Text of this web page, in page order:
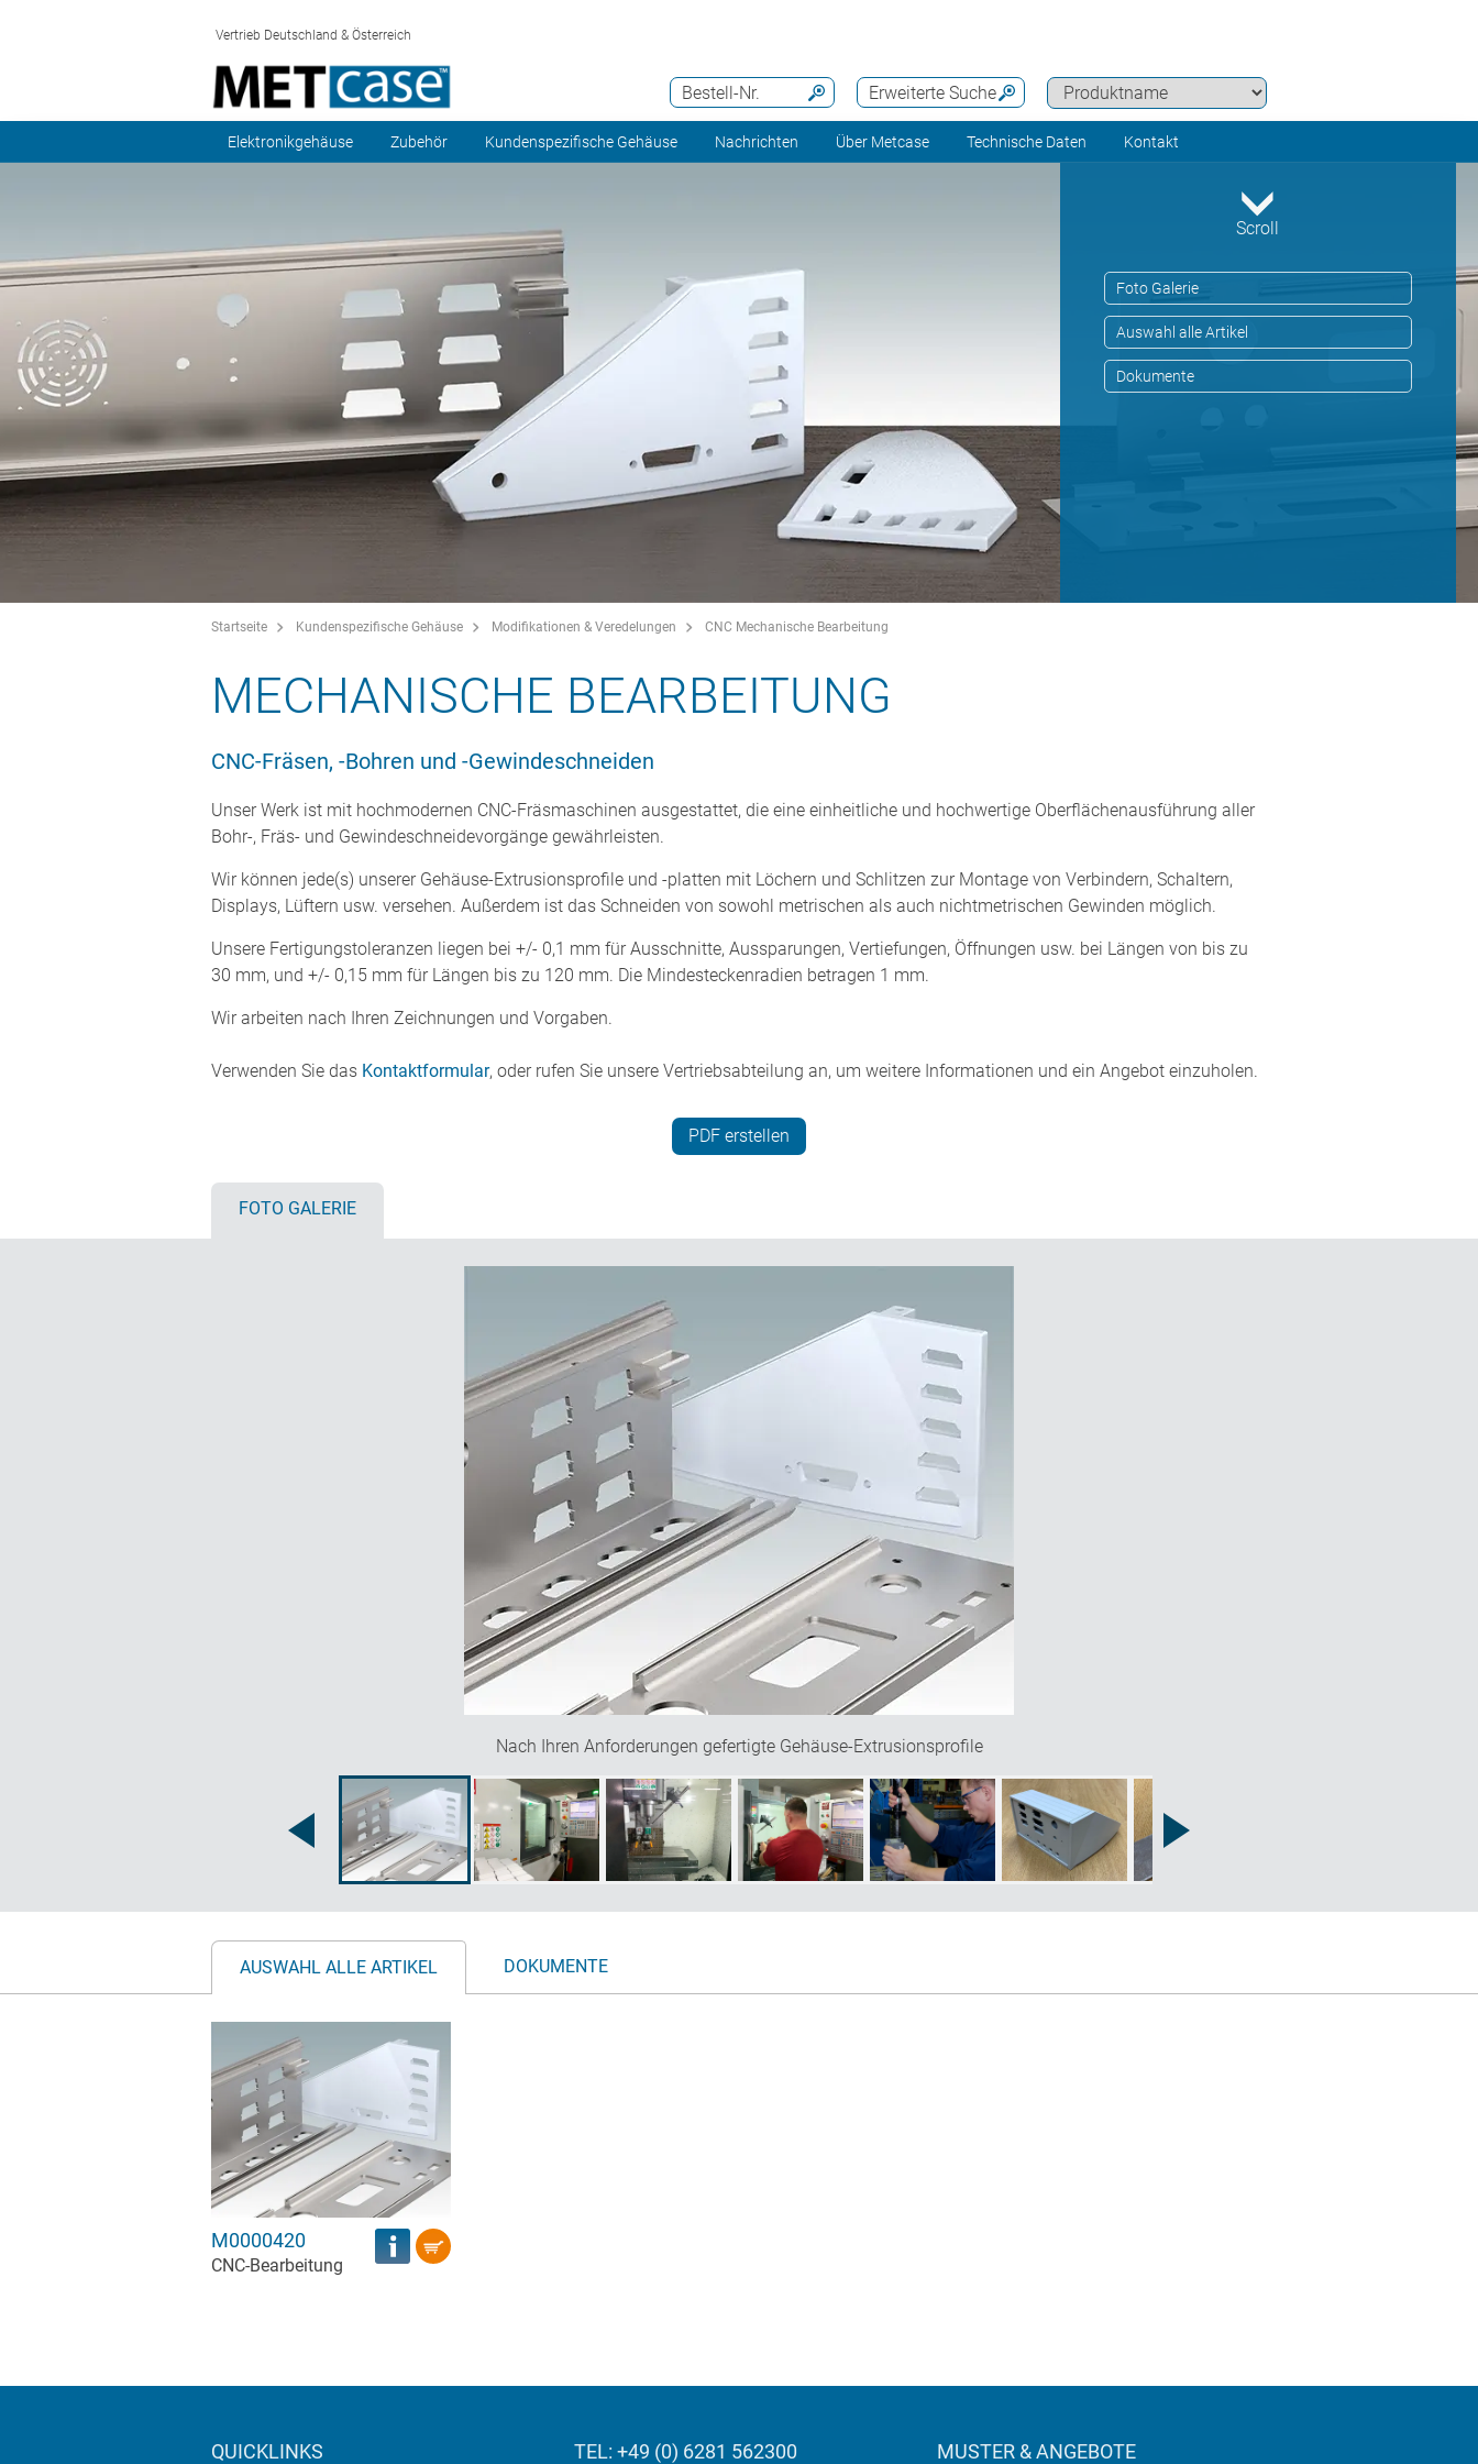
Vertrieb Deutschland & Österreich
Erweiterte Suche
Bestell-Nr.
Elektronikgehäuse Zubehör Kundenspezifische Gehäuse Nachrichten Über Metcase Technische Daten Kontakt
Scroll
Foto Galerie
Auswahl alle Artikel
Dokumente
Startseite Kundenspezifische Gehäuse Modifikationen & Veredelungen CNC Mechanische Bearbeitung
MECHANISCHE BEARBEITUNG
CNC-Fräsen, -Bohren und -Gewindeschneiden
Unser Werk ist mit hochmodernen CNC-Fräsmaschinen ausgestattet, die eine einheitliche und hochwertige Oberflächenausführung aller
Bohr-, Fräs- und Gewindeschneidevorgänge gewährleisten.
Wir können jede(s) unserer Gehäuse-Extrusionsprofile und -platten mit Löchern und Schlitzen zur Montage von Verbindern, Schaltern,
Displays, Lüftern usw. versehen. Außerdem ist das Schneiden von sowohl metrischen als auch nichtmetrischen Gewinden möglich.
Unsere Fertigungstoleranzen liegen bei +/- 0,1 mm für Ausschnitte, Aussparungen, Vertiefungen, Öffnungen usw. bei Längen von bis zu
30 mm, und +/- 0,15 mm für Längen bis zu 120 mm. Die Mindesteckenradien betragen 1 mm.
Wir arbeiten nach Ihren Zeichnungen und Vorgaben.
Verwenden Sie das Kontaktformular, oder rufen Sie unsere Vertriebsabteilung an, um weitere Informationen und ein Angebot einzuholen.
PDF erstellen
FOTO GALERIE
Nach Ihren Anforderungen gefertigte Gehäuse-Extrusionsprofile
AUSWAHL ALLE ARTIKEL DOKUMENTE
M0000420
CNC-Bearbeitung
QUICKLINKS TEL: +49 (0) 6281 562300 MUSTER & ANGEBOTE